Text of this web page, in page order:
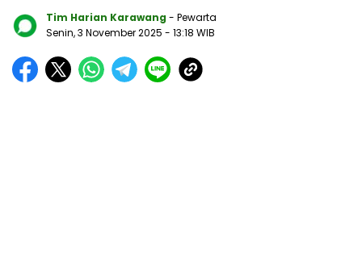
Tim Harian Karawang - Pewarta
Senin, 3 November 2025 - 13:18 WIB